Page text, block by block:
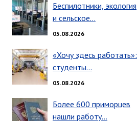
ноябрь 2025 г.
октябрь 2025 г.
сентябрь 2025 г.
август 2025 г.
июль 2025 г.
июнь 2025 г.
апрель 2025 г.
Беспилотники, экология
и сельское…
05.08.2026
«Хочу здесь работать»:
студенты…
05.08.2026
Более 600 приморцев
нашли работу…